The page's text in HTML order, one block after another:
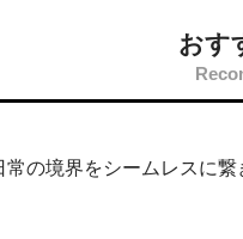
おす
の境界をシームレスに